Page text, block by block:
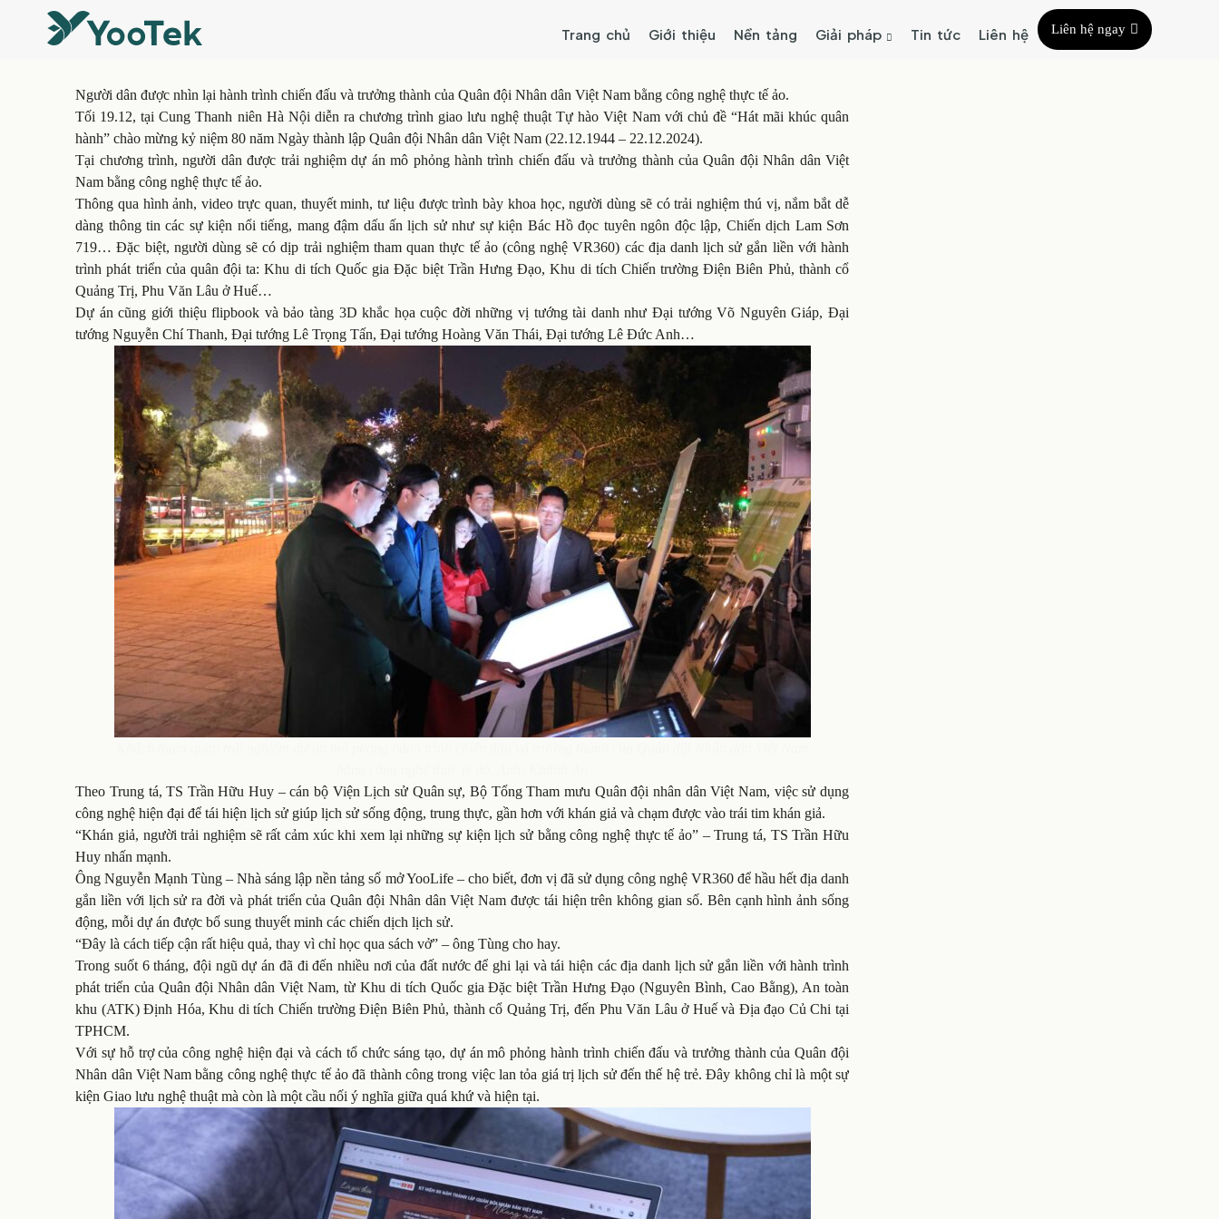
Trang chủ Giới thiệu Nền tảng Giải pháp Tin tức Liên hệ Liên hệ ngay
Người dân được nhìn lại hành trình chiến đấu và trưởng thành của Quân đội Nhân dân Việt Nam bằng công nghệ thực tế ảo.
Tối 19.12, tại Cung Thanh niên Hà Nội diễn ra chương trình giao lưu nghệ thuật Tự hào Việt Nam với chủ đề “Hát mãi khúc quân
hành” chào mừng kỷ niệm 80 năm Ngày thành lập Quân đội Nhân dân Việt Nam (22.12.1944 – 22.12.2024).
Tại chương trình, người dân được trải nghiệm dự án mô phỏng hành trình chiến đấu và trưởng thành của Quân đội Nhân dân Việt
Nam bằng công nghệ thực tế ảo.
Thông qua hình ảnh, video trực quan, thuyết minh, tư liệu được trình bày khoa học, người dùng sẽ có trải nghiệm thú vị, nắm bắt dễ
dàng thông tin các sự kiện nổi tiếng, mang đậm dấu ấn lịch sử như sự kiện Bác Hồ đọc tuyên ngôn độc lập, Chiến dịch Lam Sơn
719… Đặc biệt, người dùng sẽ có dịp trải nghiệm tham quan thực tế ảo (công nghệ VR360) các địa danh lịch sử gắn liền với hành
trình phát triển của quân đội ta: Khu di tích Quốc gia Đặc biệt Trần Hưng Đạo, Khu di tích Chiến trường Điện Biên Phủ, thành cổ
Quảng Trị, Phu Văn Lâu ở Huế…
Dự án cũng giới thiệu flipbook và bảo tàng 3D khắc họa cuộc đời những vị tướng tài danh như Đại tướng Võ Nguyên Giáp, Đại
tướng Nguyễn Chí Thanh, Đại tướng Lê Trọng Tấn, Đại tướng Hoàng Văn Thái, Đại tướng Lê Đức Anh…
Theo Trung tá, TS Trần Hữu Huy – cán bộ Viện Lịch sử Quân sự, Bộ Tổng Tham mưu Quân đội nhân dân Việt Nam, việc sử dụng
công nghệ hiện đại để tái hiện lịch sử giúp lịch sử sống động, trung thực, gần hơn với khán giả và chạm được vào trái tim khán giả.
“Khán giả, người trải nghiệm sẽ rất cảm xúc khi xem lại những sự kiện lịch sử bằng công nghệ thực tế ảo” – Trung tá, TS Trần Hữu
Huy nhấn mạnh.
Ông Nguyễn Mạnh Tùng – Nhà sáng lập nền tảng số mở YooLife – cho biết, đơn vị đã sử dụng công nghệ VR360 để hầu hết địa danh
gắn liền với lịch sử ra đời và phát triển của Quân đội Nhân dân Việt Nam được tái hiện trên không gian số. Bên cạnh hình ảnh sống
động, mỗi dự án được bổ sung thuyết minh các chiến dịch lịch sử.
“Đây là cách tiếp cận rất hiệu quả, thay vì chỉ học qua sách vở” – ông Tùng cho hay.
Trong suốt 6 tháng, đội ngũ dự án đã đi đến nhiều nơi của đất nước để ghi lại và tái hiện các địa danh lịch sử gắn liền với hành trình
phát triển của Quân đội Nhân dân Việt Nam, từ Khu di tích Quốc gia Đặc biệt Trần Hưng Đạo (Nguyên Bình, Cao Bằng), An toàn
khu (ATK) Định Hóa, Khu di tích Chiến trường Điện Biên Phủ, thành cổ Quảng Trị, đến Phu Văn Lâu ở Huế và Địa đạo Củ Chi tại
TPHCM.
Với sự hỗ trợ của công nghệ hiện đại và cách tổ chức sáng tạo, dự án mô phỏng hành trình chiến đấu và trưởng thành của Quân đội
Nhân dân Việt Nam bằng công nghệ thực tế ảo đã thành công trong việc lan tỏa giá trị lịch sử đến thế hệ trẻ. Đây không chỉ là một sự
kiện Giao lưu nghệ thuật mà còn là một cầu nối ý nghĩa giữa quá khứ và hiện tại.